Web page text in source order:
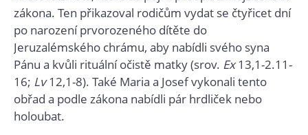
zákona. Ten přikazoval rodičům vydat se čtyřicet dní
po narození prvorozeného dítěte do
Jeruzalémského chrámu, aby nabídli svého syna
Pánu a kvůli rituální očistě matky (srov. Ex13,1-2.11-
16; Lv12,1-8). Také Maria a Josef vykonali tento
obřad a podle zákona nabídli pár hrdliček nebo
holoubat.